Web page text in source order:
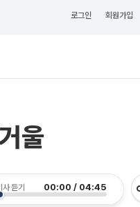
로그인 회원가입
울
사 듣기 00:00 / 04:45